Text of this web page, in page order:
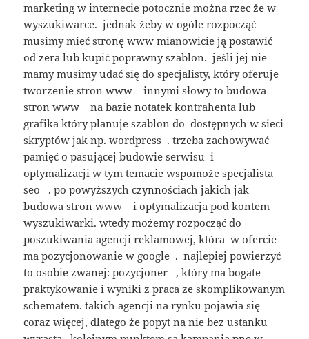
marketing w internecie potocznie można rzec że w
wyszukiwarce. jednak żeby w ogóle rozpocząć
musimy mieć stronę www mianowicie ją postawić
od zera lub kupić poprawny szablon. jeśli jej nie
mamy musimy udać się do specjalisty, który oferuje
tworzenie stron www innymi słowy to budowa
stron www na bazie notatek kontrahenta lub
grafika który planuje szablon do dostępnych w sieci
skryptów jak np. wordpress . trzeba zachowywać
pamięć o pasującej budowie serwisu i
optymalizacji w tym temacie wspomoże specjalista
seo . po powyższych czynnościach jakich jak
budowa stron www i optymalizacja pod kontem
wyszukiwarki. wtedy możemy rozpocząć do
poszukiwania agencji reklamowej, która w ofercie
ma pozycjonowanie w google . najlepiej powierzyć
to osobie zwanej: pozycjoner , który ma bogate
praktykowanie i wyniki z praca ze skomplikowanym
schematem. takich agencji na rynku pojawia się
coraz więcej, dlatego że popyt na nie bez ustanku